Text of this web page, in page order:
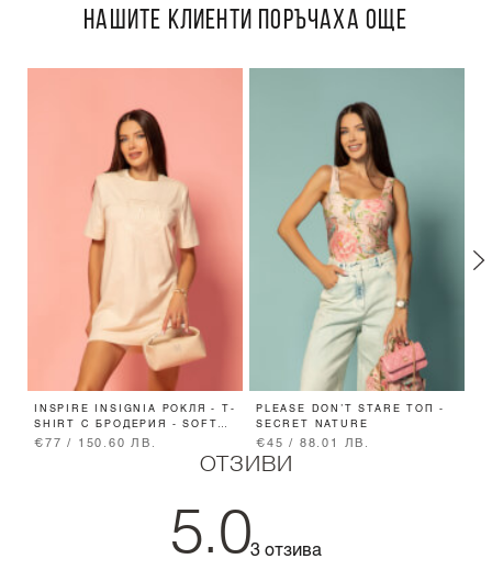
НАШИТЕ КЛИЕНТИ ПОРЪЧАХА ОЩЕ
INSPIRE INSIGNIA РОКЛЯ - T-
SHIRT С БРОДЕРИЯ - SOFT
BEIGE
€77 / 150.60 ЛВ.
PLEASE DON’T STARE ТОП -
SECRET NATURE
€45 / 88.01 ЛВ.
ОТЗИВИ
5.03 отзива